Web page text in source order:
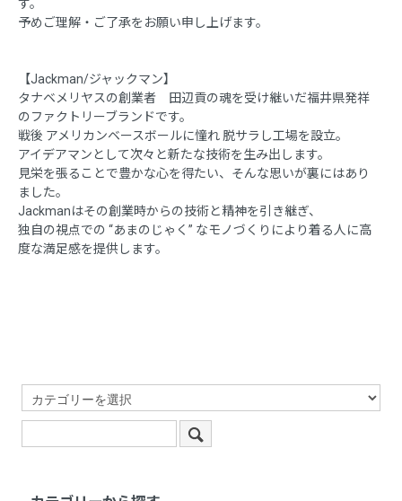
す。
予めご理解・ご了承をお願い申し上げます。
【Jackman/ジャックマン】
タナベメリヤスの創業者 田辺貢の魂を受け継いだ福井県発祥
のファクトリーブランドです。
戦後 アメリカンベースボールに憧れ 脱サラし工場を設立。
アイデアマンとして次々と新たな技術を生み出します。
見栄を張ることで豊かな心を得たい、そんな思いが裏にはあり
ました。
Jackmanはその創業時からの技術と精神を引き継ぎ、
独自の視点での “あまのじゃく” なモノづくりにより着る人に高
度な満足感を提供します。